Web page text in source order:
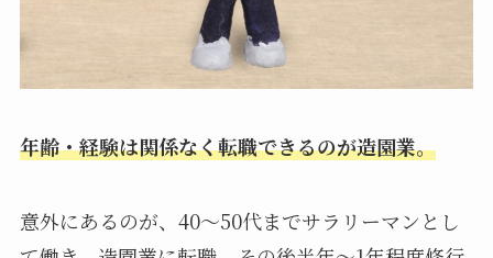
年齢・経験は関係なく転職できるのが造園業。
意外にあるのが、40～50代までサラリーマンとし